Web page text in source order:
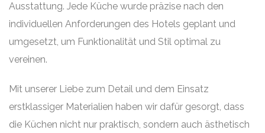
Ausstattung. Jede Küche wurde präzise nach den
individuellen Anforderungen des Hotels geplant und
umgesetzt, um Funktionalität und Stil optimal zu
vereinen.
Mit unserer Liebe zum Detail und dem Einsatz
erstklassiger Materialien haben wir dafür gesorgt, dass
die Küchen nicht nur praktisch, sondern auch ästhetisch